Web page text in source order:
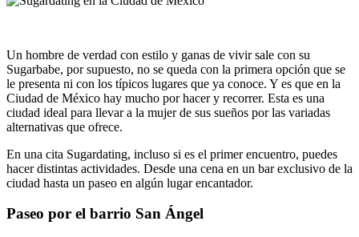
Un hombre de verdad con estilo y ganas de vivir sale con su
Sugarbabe, por supuesto, no se queda con la primera opción que se
le presenta ni con los típicos lugares que ya conoce. Y es que en la
Ciudad de México hay mucho por hacer y recorrer. Esta es una
ciudad ideal para llevar a la mujer de sus sueños por las variadas
alternativas que ofrece.
En una cita Sugardating, incluso si es el primer encuentro, puedes
hacer distintas actividades. Desde una cena en un bar exclusivo de la
ciudad hasta un paseo en algún lugar encantador.
Paseo por el barrio San Ángel